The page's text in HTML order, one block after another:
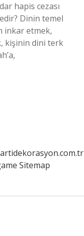
hapis cezası
Dinin temel
inkar etmek,
kişinin dini terk
Sitemap